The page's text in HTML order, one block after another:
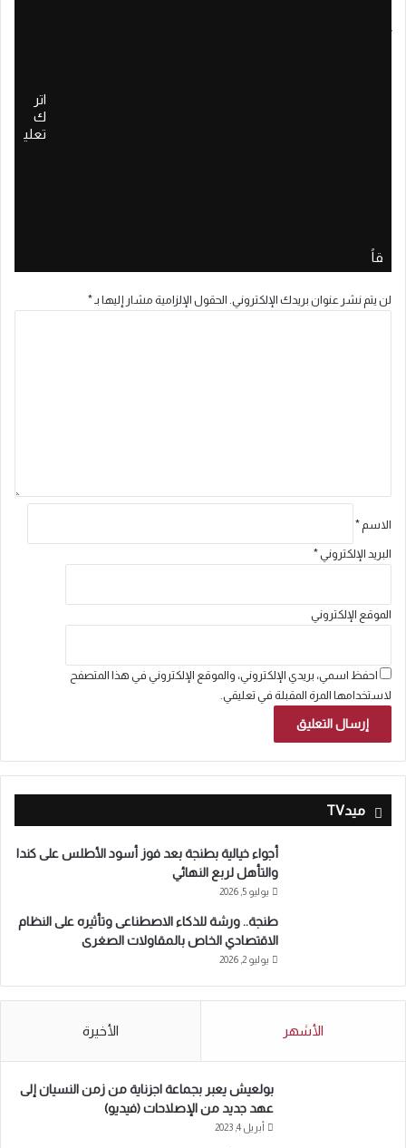
اتر
ك
تعلي
قاً
لن يتم نشر عنوان بريدك الإلكتروني. الحقول الإلزامية مشار إليها بـ*
الاسم *
البريد الإلكتروني*
الموقع الإلكتروني
احفظ اسمي، بريدي الإلكتروني، والموقع الإلكتروني في هذا المتصفح
لاستخدامها المرة المقبلة في تعليقي.
ميدTV
أجواء خيالية بطنجة بعد فوز أسود الأطلس على كندا
والتأهل لربع النهائي
يوليو 5, 2026
طنجة.. ورشة للذكاء الاصطناعى وتأثيره على النظام
الاقتصادي الخاص بالمقاولات الصغرى
يوليو 2, 2026
الأشهر الأخيرة
بولعيش يعبر بجماعة اجزناية من زمن النسيان إلى
عهد جديد من الإصلاحات (فيديو)
أبريل 4, 2023